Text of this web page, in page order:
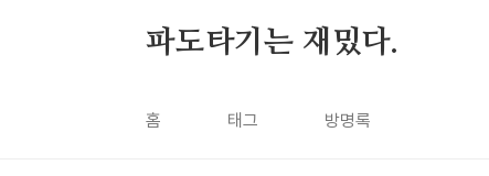
파도타기는 재밌다.
홈 태그 방명록